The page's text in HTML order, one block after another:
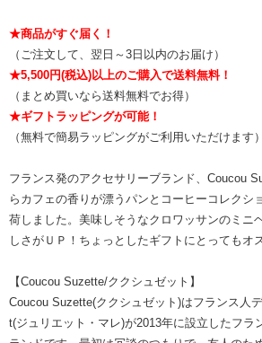
★商品がすぐ届く！
（ご注文して、翌日～3日以内のお届け）
★5,500円(税込)以上のご購入で送料無料！
（まとめ買いなら送料無料でお得）
★ギフトラッピングが可能！
（無料で簡易ラッピングがご利用いただけます）
フランス発のアクセサリーブランド、Coucou
らカフェの香りが漂うパンとコーヒーコレクシ
荷しました。美味しそうなクロワッサンのミニ
しさがＵＰ！ちょっとしたギフトにとってもオ
【Coucou Suzette/ククシュゼット】
Coucou Suzette(ククシュゼット)はフランス人
t(ジュリエット・マレ)が2013年に設立したフラ